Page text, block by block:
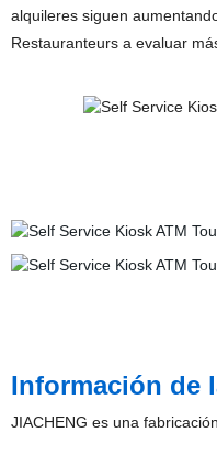
alquileres siguen
Restauranteurs a evaluar
Información de
JIACHENG es una